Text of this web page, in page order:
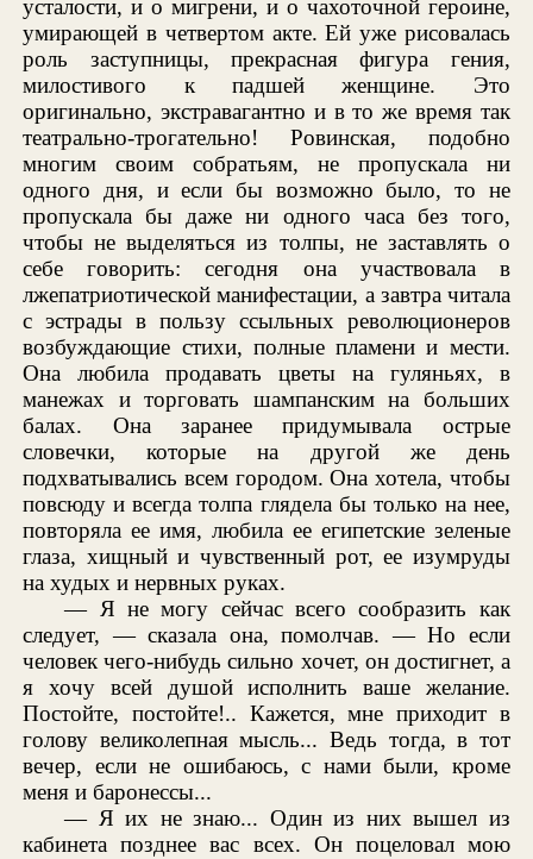
усталости, и о мигрени, и о чахоточной героине,
умирающей в четвертом акте. Ей уже рисовалась
роль заступницы, прекрасная фигура гения,
милостивого к падшей женщине. Это
оригинально, экстравагантно и в то же время так
театрально-трогательно! Ровинская, подобно
многим своим собратьям, не пропускала ни
одного дня, и если бы возможно было, то не
пропускала бы даже ни одного часа без того,
чтобы не выделяться из толпы, не заставлять о
себе говорить: сегодня она участвовала в
лжепатриотической манифестации, а завтра читала
с эстрады в пользу ссыльных революционеров
возбуждающие стихи, полные пламени и мести.
Она любила продавать цветы на гуляньях, в
манежах и торговать шампанским на больших
балах. Она заранее придумывала острые
словечки, которые на другой же день
подхватывались всем городом. Она хотела, чтобы
повсюду и всегда толпа глядела бы только на нее,
повторяла ее имя, любила ее египетские зеленые
глаза, хищный и чувственный рот, ее изумруды
на худых и нервных руках.
— Я не могу сейчас всего сообразить как
следует, — сказала она, помолчав. — Но если
человек чего-нибудь сильно хочет, он достигнет, а
я хочу всей душой исполнить ваше желание.
Постойте, постойте!.. Кажется, мне приходит в
голову великолепная мысль... Ведь тогда, в тот
вечер, если не ошибаюсь, с нами были, кроме
меня и баронессы...
— Я их не знаю... Один из них вышел из
кабинета позднее вас всех. Он поцеловал мою